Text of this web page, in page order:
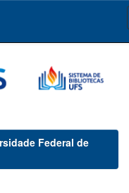
Federal de